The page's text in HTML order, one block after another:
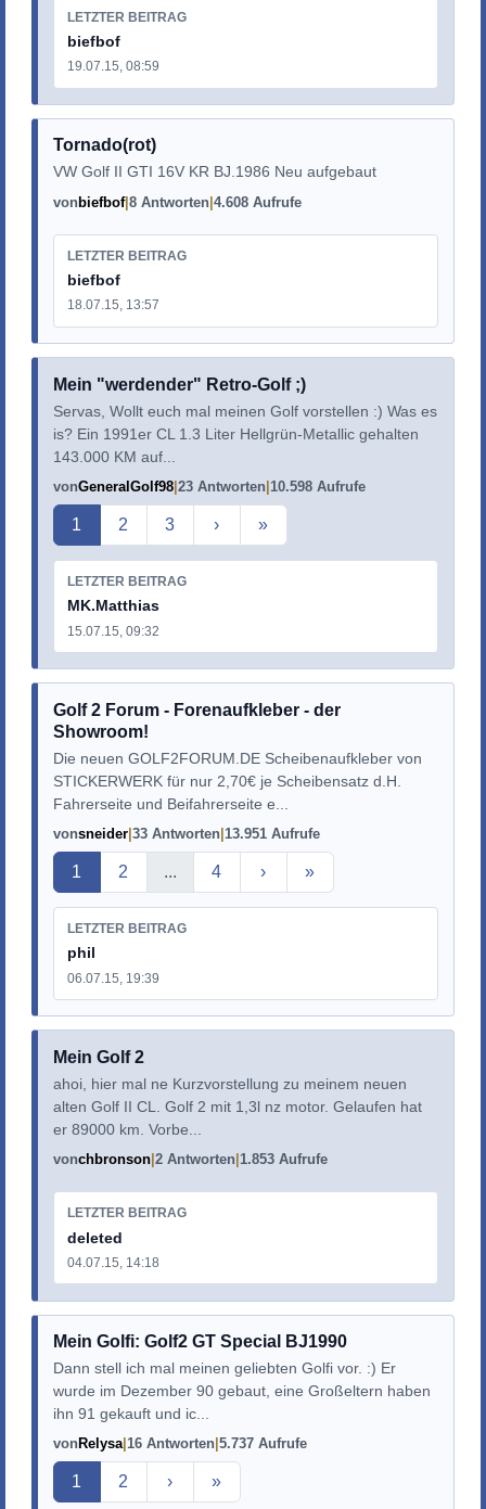
LETZTER BEITRAG
biefbof
19.07.15, 08:59
Tornado(rot)
VW Golf II GTI 16V KR BJ.1986 Neu aufgebaut
vonbiefbof 8 Antworten 4.608 Aufrufe
LETZTER BEITRAG
biefbof
18.07.15, 13:57
Mein "werdender" Retro-Golf ;)
Servas, Wollt euch mal meinen Golf vorstellen :) Was es
is? Ein 1991er CL 1.3 Liter Hellgrün-Metallic gehalten
143.000 KM auf...
vonGeneralGolf98 23 Antworten 10.598 Aufrufe
Aktuelle Seite
1 2 3 › »
LETZTER BEITRAG
MK.Matthias
15.07.15, 09:32
Golf 2 Forum - Forenaufkleber - der
Showroom!
Die neuen GOLF2FORUM.DE Scheibenaufkleber von
STICKERWERK für nur 2,70€ je Scheibensatz d.H.
Fahrerseite und Beifahrerseite e...
vonsneider 33 Antworten 13.951 Aufrufe
Aktuelle Seite
1 2 ... 4 › »
LETZTER BEITRAG
phil
06.07.15, 19:39
Mein Golf 2
ahoi, hier mal ne Kurzvorstellung zu meinem neuen
alten Golf II CL. Golf 2 mit 1,3l nz motor. Gelaufen hat
er 89000 km. Vorbe...
vonchbronson 2 Antworten 1.853 Aufrufe
LETZTER BEITRAG
deleted
04.07.15, 14:18
Mein Golfi: Golf2 GT Special BJ1990
Dann stell ich mal meinen geliebten Golfi vor. :) Er
wurde im Dezember 90 gebaut, eine Großeltern haben
ihn 91 gekauft und ic...
vonRelysa 16 Antworten 5.737 Aufrufe
Aktuelle Seite
1 2 › »